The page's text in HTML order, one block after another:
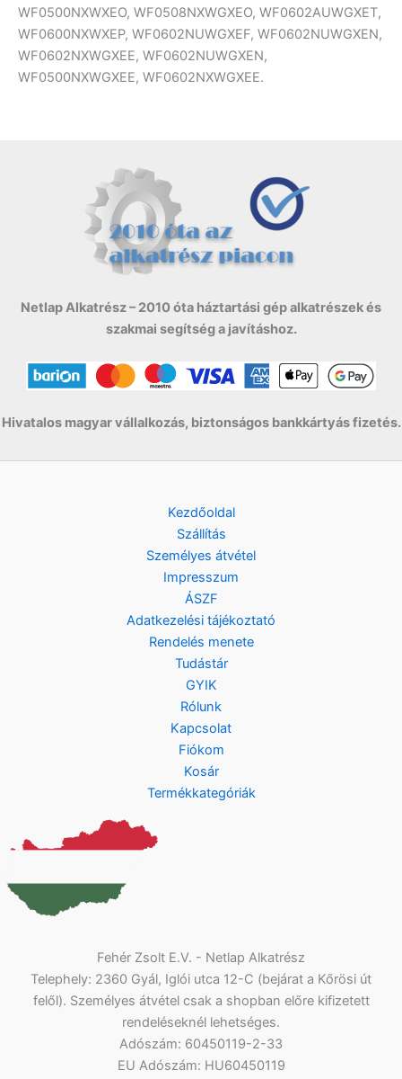
WF0500NXWXEO, WF0508NXWGXEO, WF0602AUWGXET,
WF0600NXWXEP, WF0602NUWGXEF, WF0602NUWGXEN,
WF0602NXWGXEE, WF0602NUWGXEN,
WF0500NXWGXEE, WF0602NXWGXEE.
Netlap Alkatrész – 2010 óta háztartási gép alkatrészek és
szakmai segítség a javításhoz.
Hivatalos magyar vállalkozás, biztonságos bankkártyás fizetés.
Kezdőoldal
Szállítás
Személyes átvétel
Impresszum
ÁSZF
Adatkezelési tájékoztató
Rendelés menete
Tudástár
GYIK
Rólunk
Kapcsolat
Fiókom
Kosár
Termékkategóriák
Fehér Zsolt E.V. - Netlap Alkatrész
Telephely: 2360 Gyál, Iglói utca 12-C (bejárat a Kőrösi út
felől). Személyes átvétel csak a shopban előre kifizetett
rendeléseknél lehetséges.
Adószám: 60450119-2-33
EU Adószám: HU60450119